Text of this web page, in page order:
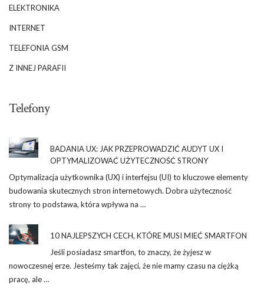
ELEKTRONIKA
INTERNET
TELEFONIA GSM
Z INNEJ PARAFII
Telefony
BADANIA UX: JAK PRZEPROWADZIĆ AUDYT UX I
OPTYMALIZOWAĆ UŻYTECZNOŚĆ STRONY
Optymalizacja użytkownika (UX) i interfejsu (UI) to kluczowe elementy
budowania skutecznych stron internetowych. Dobra użyteczność
strony to podstawa, która wpływa na …
10 NAJLEPSZYCH CECH, KTÓRE MUSI MIEĆ SMARTFON
Jeśli posiadasz smartfon, to znaczy, że żyjesz w
nowoczesnej erze. Jesteśmy tak zajęci, że nie mamy czasu na ciężką
pracę, ale …